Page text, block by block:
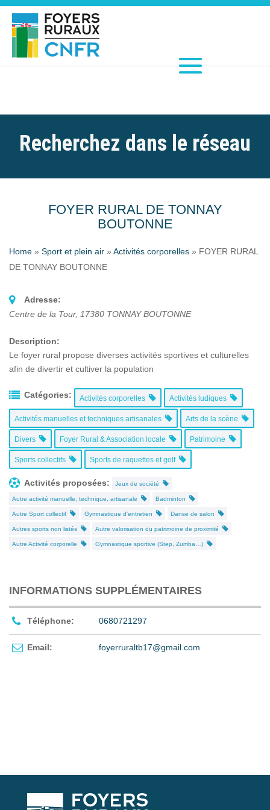
Recherchez dans le réseau
FOYER RURAL DE TONNAY
BOUTONNE
Home » Sport et plein air » Activités corporelles » FOYER RURAL
DE TONNAY BOUTONNE
Adresse:
Centre de la Tour, 17380 TONNAY BOUTONNE
Description:
Le foyer rural propose diverses activités sportives et culturelles
afin de divertir et cultiver la population
Catégories: Activités corporelles Activités ludiques
Activités manuelles et techniques artisanales Arts de la scène
Divers Foyer Rural & Association locale Patrimoine
Sports collectifs Sports de raquettes et golf
Activités proposées: Jeux de société
Autre activité manuelle, technique, artisanale Badminton
Autre Sport collectif Gymnastique d'entretien Danse de salon
Autres sports non listés Autre valorisation du patrimoine de proximité
Autre Activité corporelle Gymnastique sportive (Step, Zumba…)
INFORMATIONS SUPPLÉMENTAIRES
Téléphone: 0680721297
Email: foyerruraltb17@gmail.com